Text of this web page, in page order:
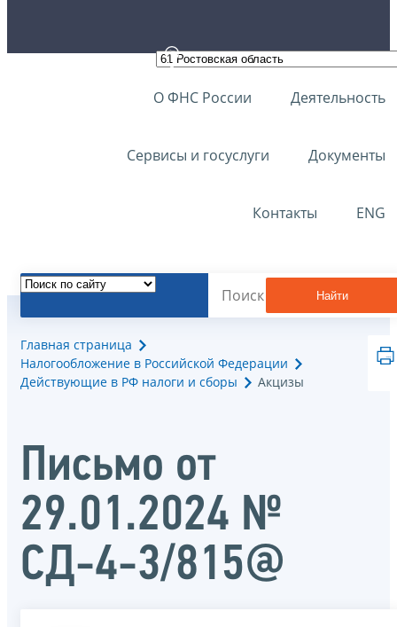
О ФНС России Деятельность
Сервисы и госуслуги Документы
Контакты ENG
Найти
Главная страница
Налогообложение в Российской Федерации
Действующие в РФ налоги и сборы
Акцизы
Письмо от
29.01.2024 №
СД-4-3/815@